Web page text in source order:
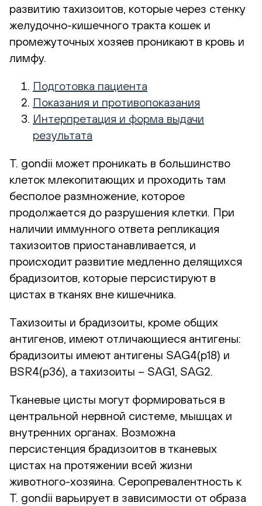
развитию тахизоитов, которые через стенку
желудочно-кишечного тракта кошек и
промежуточных хозяев проникают в кровь и
лимфу.
Подготовка пациента
Показания и противопоказания
Интерпретация и форма выдачи
результата
T. gondii может проникать в большинство
клеток млекопитающих и проходить там
бесполое размножение, которое
продолжается до разрушения клетки. При
наличии иммунного ответа репликация
тахизоитов приостанавливается, и
происходит развитие медленно делящихся
брадизоитов, которые персистируют в
цистах в тканях вне кишечника.
Тахизоиты и брадизоиты, кроме общих
антигенов, имеют отличающиеся антигены:
брадизоиты имеют антигены SAG4(p18) и
BSR4(p36), а тахизоиты – SAG1, SAG2.
Тканевые цисты могут формироваться в
центральной нервной системе, мышцах и
внутренних органах. Возможна
персистенция брадизоитов в тканевых
цистах на протяжении всей жизни
животного-хозяина. Серопревалентность к
T. gondii варьирует в зависимости от образа